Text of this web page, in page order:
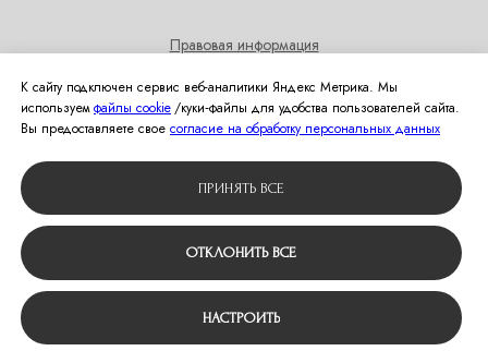
Правовая информация
рассылок
Политика использования cookies
© 2024 Студия свадебной моды Оливия
К сайту подключен сервис веб-аналитики Яндекс Метрика. Мы
используемфайлы cookie/куки‑файлы для удобства пользователей сайта.
Вы предоставляете свое согласие на обработку персональных данных
ПРИНЯТЬ ВСЕ
ОТКЛОНИТЬ ВСЕ
НАСТРОИТЬ
Tilda